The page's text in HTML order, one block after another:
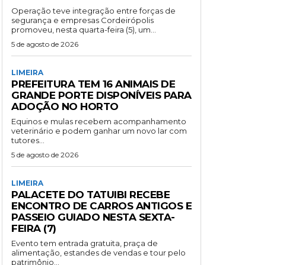
Operação teve integração entre forças de
segurança e empresas Cordeirópolis
promoveu, nesta quarta-feira (5), um...
5 de agosto de 2026
LIMEIRA
PREFEITURA TEM 16 ANIMAIS DE
GRANDE PORTE DISPONÍVEIS PARA
ADOÇÃO NO HORTO
Equinos e mulas recebem acompanhamento
veterinário e podem ganhar um novo lar com
tutores...
5 de agosto de 2026
LIMEIRA
PALACETE DO TATUIBI RECEBE
ENCONTRO DE CARROS ANTIGOS E
PASSEIO GUIADO NESTA SEXTA-
FEIRA (7)
Evento tem entrada gratuita, praça de
alimentação, estandes de vendas e tour pelo
patrimônio...